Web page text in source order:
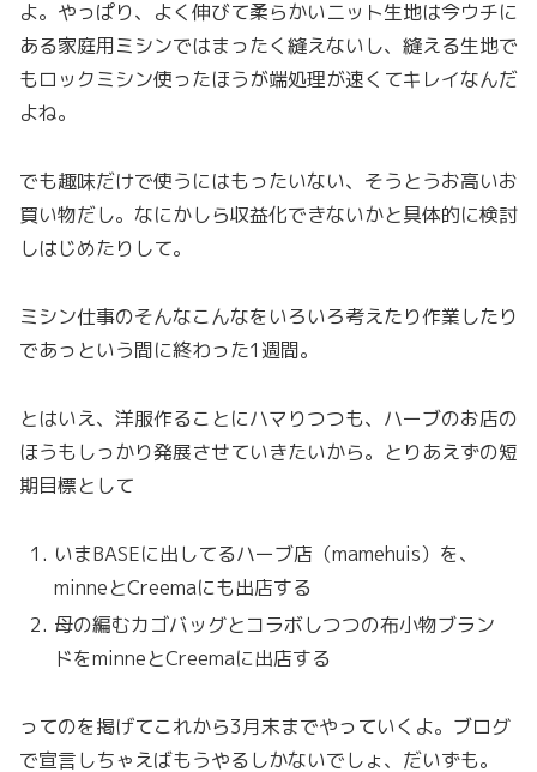
よ。やっぱり、よく伸びて柔らかいニット生地は今ウチに
ある家庭用ミシンではまったく縫えないし、縫える生地で
もロックミシン使ったほうが端処理が速くてキレイなんだ
よね。
でも趣味だけで使うにはもったいない、そうとうお高いお
買い物だし。なにかしら収益化できないかと具体的に検討
しはじめたりして。
ミシン仕事のそんなこんなをいろいろ考えたり作業したり
であっという間に終わった1週間。
とはいえ、洋服作ることにハマりつつも、ハーブのお店の
ほうもしっかり発展させていきたいから。とりあえずの短
期目標として
いまBASEに出してるハーブ店（mamehuis）を、
minneとCreemaにも出店する
母の編むカゴバッグとコラボしつつの布小物ブラン
ドをminneとCreemaに出店する
ってのを掲げてこれから3月末までやっていくよ。ブログ
で宣言しちゃえばもうやるしかないでしょ、だいずも。